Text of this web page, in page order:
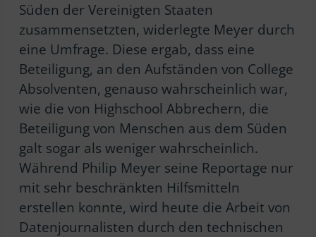
Süden der Vereinigten Staaten
zusammensetzten, widerlegte Meyer durch
eine Umfrage. Diese ergab, dass eine
Beteiligung, an den Aufständen von College
Absolventen, genauso wahrscheinlich war,
wie die von Highschool Abbrechern, die
Beteiligung von Menschen aus dem Süden
galt sogar als weniger wahrscheinlich.
Während Philip Meyer seine Reportage nur
mit sehr beschränkten Hilfsmitteln
erstellen konnte, wird heute die Arbeit von
Datenjournalisten durch den technischen